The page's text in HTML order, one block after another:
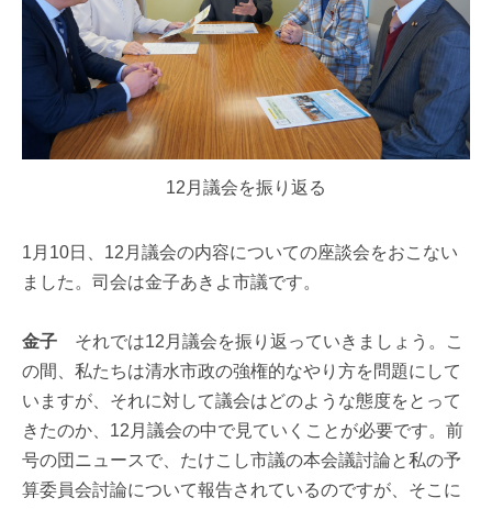
12月議会を振り返る
1月10日、12月議会の内容についての座談会をおこない
ました。司会は金子あきよ市議です。
金子 それでは12月議会を振り返っていきましょう。こ
の間、私たちは清水市政の強権的なやり方を問題にして
いますが、それに対して議会はどのような態度をとって
きたのか、12月議会の中で見ていくことが必要です。前
号の団ニュースで、たけこし市議の本会議討論と私の予
算委員会討論について報告されているのですが、そこに